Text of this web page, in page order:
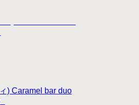
) Caramel bar duo